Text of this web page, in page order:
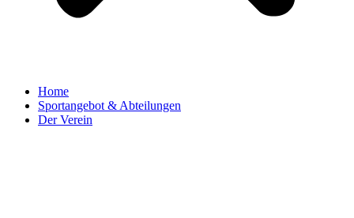
Home
Sportangebot & Abteilungen
Der Verein